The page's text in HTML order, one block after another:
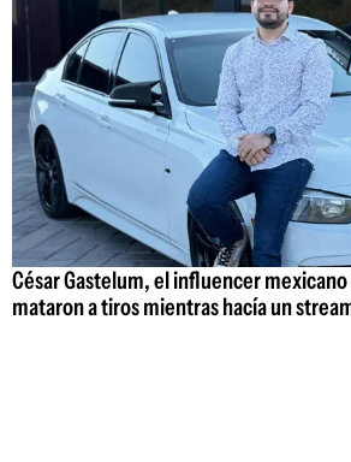
César Gastelum, el influencer mexicano
mataron a tiros mientras hacía un